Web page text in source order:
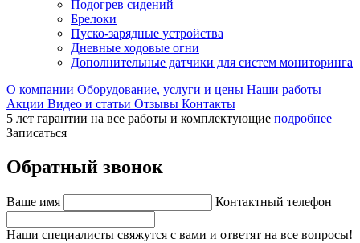
Подогрев сидений
Брелоки
Пуско-зарядные устройства
Дневные ходовые огни
Дополнительные датчики для систем мониторинга
О компании Оборудование, услуги и цены Наши работы
Акции Видео и статьи Отзывы Контакты
5 лет гарантии на все работы и комплектующие подробнее
Записаться
Обратный звонок
Ваше имя Контактный телефон
Наши специалисты свяжутся с вами и ответят на все вопросы!